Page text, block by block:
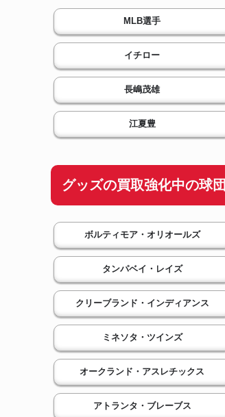
MLB選手
イチロー
長嶋茂雄
江夏豊
グッズの買取強化中の球団
ボルティモア・オリオールズ
タンパベイ・レイズ
クリーブランド・インディアンス
ミネソタ・ツインズ
オークランド・アスレチックス
アトランタ・ブレーブス